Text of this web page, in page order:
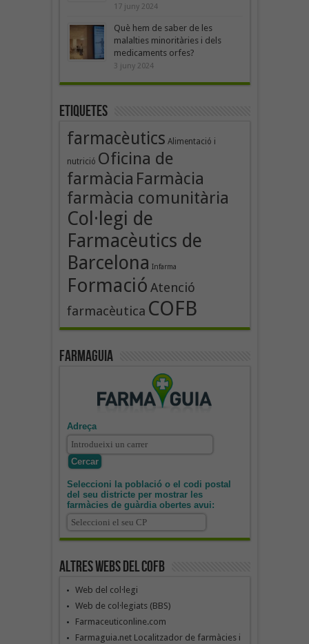
17 juny 2024
Què hem de saber de les
malalties minoritàries i dels
medicaments orfes?
3 juny 2024
Etiquetes
farmacèutics Alimentació i
nutrició Oficina de
farmàcia Farmàcia
farmàcia comunitària
Col·legi de
Farmacèutics de
Barcelona Infarma
Formació Atenció
farmacèutica COFB
Farmaguia
Adreça
Seleccioni la població o el codi postal
del seu districte per mostrar les
farmàcies de guàrdia obertes avui:
Altres webs del COFB
Web del col·legi
Web de col·legiats (BBS)
Farmaceuticonline.com
Farmaguia.net Localitzador de farmàcies i